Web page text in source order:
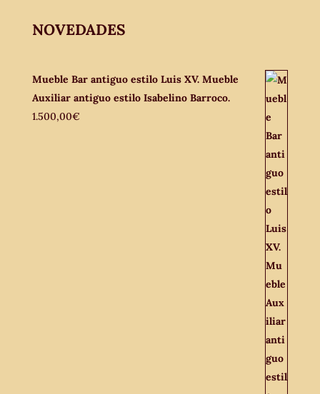
NOVEDADES
Mueble Bar antiguo estilo Luis XV. Mueble
Auxiliar antiguo estilo Isabelino Barroco.
1.500,00€